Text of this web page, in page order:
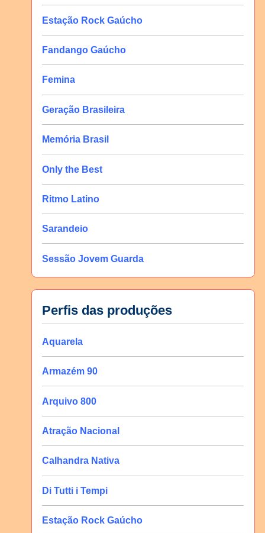
Estação Rock Gaúcho
Fandango Gaúcho
Femina
Geração Brasileira
Memória Brasil
Only the Best
Ritmo Latino
Sarandeio
Sessão Jovem Guarda
Perfis das produções
Aquarela
Armazém 90
Arquivo 800
Atração Nacional
Calhandra Nativa
Di Tutti i Tempi
Estação Rock Gaúcho